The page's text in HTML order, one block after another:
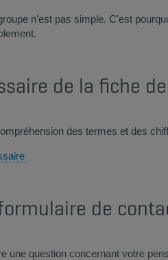
n'est pas simple. C'est
de la fiche
des termes et des
de
une question concernant votre